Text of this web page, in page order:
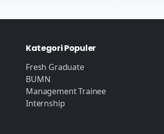
Kategori Populer
Fresh Graduate
BUMN
Management Trainee
Internship